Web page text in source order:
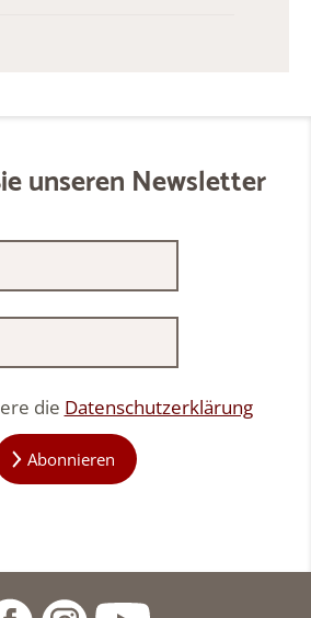
unseren Newsletter
die Datenschutzerklärung
Abonnieren